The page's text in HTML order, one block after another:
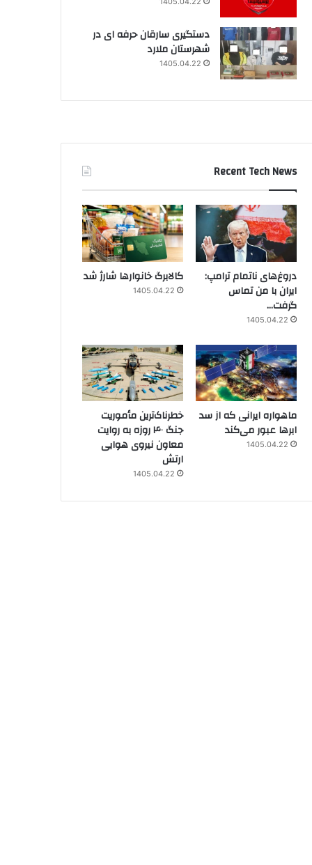
دستگیری سارقان حرفه ای در
شهرستان ملارد
1405.04.22
Recent Tech News
دروغ‌های ناتمام ترامپ:
ایران با من تماس
گرفت…
1405.04.22
کالابرگ خانوارها شارژ شد
1405.04.22
ماهواره ایرانی که از سد
ابرها عبور می‌کند
1405.04.22
خطرناک‌ترین مأموریت
جنگ ۴۰ روزه به روایت
معاون نیروی هوایی
ارتش
1405.04.22